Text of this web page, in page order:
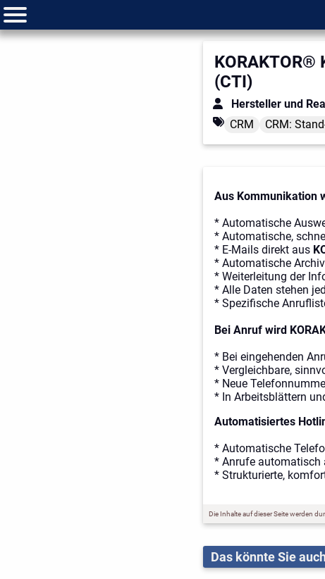
(CTI)
Hersteller und
CRM
CRM:
Aus Kommunikation
* Automatische
* Automatische,
* E-Mails direkt aus
* Automatische
* Weiterleitung der
* Alle Daten stehen
* Spezifische
Bei Anruf wird
* Bei eingehenden
* Vergleichbare,
* Neue
* In Arbeitsblättern
Automatisiertes
* Automatische
* Anrufe automatisch
* Strukturierte,
Die Inhalte auf dieser Seite werden
Das könnte Sie